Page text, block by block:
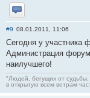
Отправить
#9 08.01.2011, 11:06
Сегодня у участника
Администрация
наилучшего!
"Людей, бегущих от судьбы,
в открытую всем ветрам